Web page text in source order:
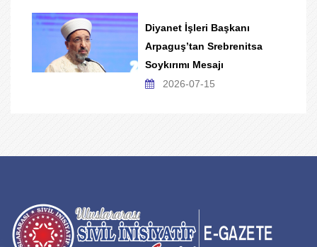
Diyanet İşleri Başkanı
Arpaguş’tan Srebrenitsa
Soykırımı Mesajı
2026-07-15